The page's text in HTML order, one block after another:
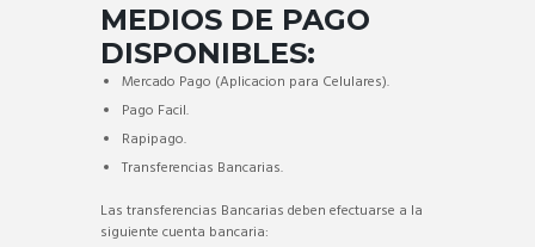
MEDIOS DE PAGO
DISPONIBLES:
Mercado Pago (Aplicacion para Celulares).
Pago Facil.
Rapipago.
Transferencias Bancarias.
Las transferencias Bancarias deben efectuarse a la
siguiente cuenta bancaria: